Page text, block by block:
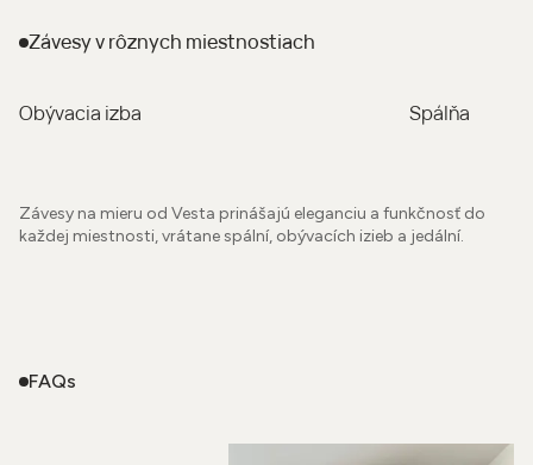
Závesyv rôznych miestnostiach
Obývacia izba Spálňa
Závesy na mieru od Vesta prinášajú eleganciu a funkčnosť do
každej miestnosti, vrátane spální, obývacích izieb a jedální.
FAQs